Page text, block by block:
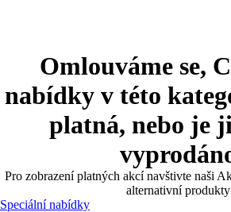
Omlouváme se,
nabídky v této
platná, nebo je
Pro zobrazení platných akcí navštivte naši
alternativní produkty
Speciální nabídky